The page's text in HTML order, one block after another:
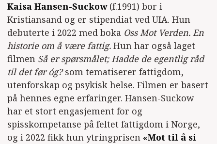
Kaisa Hansen-Suckow(f.1991) bor i
Kristiansand og er stipendiat ved UIA. Hun
debuterte i 2022 med boka Oss Mot Verden. En
historie om å være fattig. Hun har også laget
filmen Så er spørsmålet; Hadde de egentlig råd
til det før óg?som tematiserer fattigdom,
utenforskap og psykisk helse. Filmen er basert
på hennes egne erfaringer. Hansen-Suckow
har et stort engasjement for og
spisskompetanse på feltet fattigdom i Norge,
og i 2022 fikk hun ytringprisen «Mot til å si